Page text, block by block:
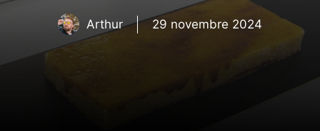
Arthur 29 novembre 2024